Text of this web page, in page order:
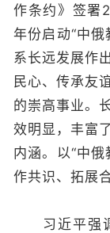
作条约》签署
年份启动“中
系长远发展作
民心、传承友
的崇高事业。
效明显，丰富
内涵。以“中
作共识、拓展
习近平强调